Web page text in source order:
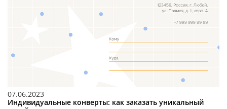
07.06.2023
Индивидуальные конверты: как заказать уникальный